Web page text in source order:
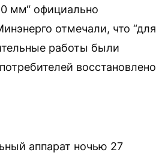
мм“ официально
отмечали, что “для
работы были
восстановлено
аппарат ночью 27